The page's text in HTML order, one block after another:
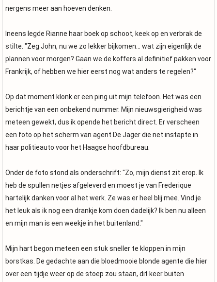
nergens meer aan hoeven denken.
Ineens legde Rianne haar boek op schoot, keek op en verbrak de
stilte. "Zeg John, nu we zo lekker bijkomen... wat zijn eigenlijk de
plannen voor morgen? Gaan we de koffers al definitief pakken voor
Frankrijk, of hebben we hier eerst nog wat anders te regelen?"
Op dat moment klonk er een ping uit mijn telefoon. Het was een
berichtje van een onbekend nummer. Mijn nieuwsgierigheid was
meteen gewekt, dus ik opende het bericht direct. Er verscheen
een foto op het scherm van agent De Jager die net instapte in
haar politieauto voor het Haagse hoofdbureau.
Onder de foto stond als onderschrift: "Zo, mijn dienst zit erop. Ik
heb de spullen netjes afgeleverd en moest je van Frederique
hartelijk danken voor al het werk. Ze was er heel blij mee. Vind je
het leuk als ik nog een drankje kom doen dadelijk? Ik ben nu alleen
en mijn man is een weekje in het buitenland."
Mijn hart begon meteen een stuk sneller te kloppen in mijn
borstkas. De gedachte aan die bloedmooie blonde agente die hier
over een tijdje weer op de stoep zou staan, dit keer buiten